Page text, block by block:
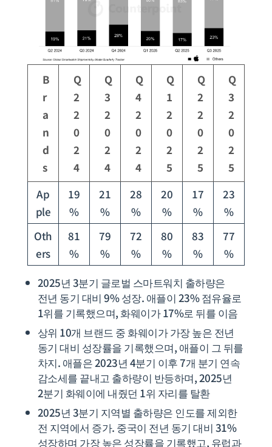
B
r
a
n
d
s
Q
2
2
0
2
4
Q
3
2
0
2
4
Q
4
2
0
2
4
Q
1
2
0
2
5
Q
2
2
0
2
5
Q
3
2
0
2
5
Ap
ple
19
%
21
%
28
%
20
%
17
%
23
%
Oth
ers
81
%
79
%
72
%
80
%
83
%
77
%
2025년 3분기 글로벌 스마트워치 출하량은
전년 동기 대비 9% 성장. 애플이 23% 점유율로
1위를 기록했으며, 화웨이가 17%로 뒤를 이음
상위 10개 브랜드 중 화웨이가 가장 높은 전년
동기 대비 성장률을 기록했으며, 애플이 그 뒤를
차지. 애플은 2023년 4분기 이후 7개 분기 연속
감소세를 끝내고 출하량이 반등하며, 2025년
2분기 화웨이에 내줬던 1위 자리를 탈환
2025년 3분기 지역별 출하량은 인도를 제외한
전 지역에서 증가. 중국이 전년 동기 대비 31%
성장하며 가장 높은 성장률을 기록했고, 유럽과